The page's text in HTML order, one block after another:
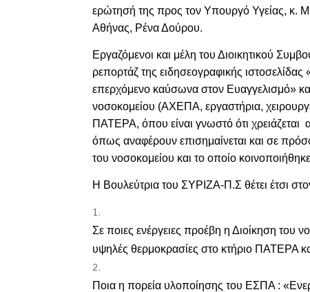
ερώτησή της προς τον Υπουργό Υγείας, κ.
Αθήνας, Ρένα Δούρου.
Εργαζόμενοι και μέλη του Διοικητικού
ρεπορτάζ της ειδησεογραφικής
επερχόμενο καύσωνα στον Ευαγγελισμό»
νοσοκομείου (ΑΧΕΠΑ, εργαστήρια,
ΠΑΤΕΡΑ, όπου είναι γνωστό ότι χρειάζεται
όπως αναφέρουν επισημαίνεται και σε
του νοσοκομείου και το οποίο
Η Βουλεύτρια του ΣΥΡΙΖΑ-Π.Σ θέτει έτσι
Σε ποιες ενέργειες προέβη η Διοίκηση του
υψηλές θερμοκρασίες στο κτήριο ΠΑΤΕΡΑ
Ποια η πορεία υλοποίησης του ΕΣΠΑ :